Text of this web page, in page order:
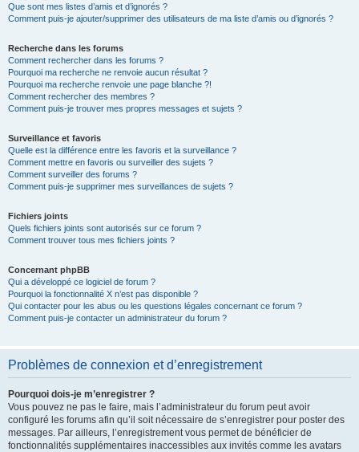
Que sont mes listes d’amis et d’ignorés ?
Comment puis-je ajouter/supprimer des utilisateurs de ma liste d’amis ou d’ignorés ?
Recherche dans les forums
Comment rechercher dans les forums ?
Pourquoi ma recherche ne renvoie aucun résultat ?
Pourquoi ma recherche renvoie une page blanche ?!
Comment rechercher des membres ?
Comment puis-je trouver mes propres messages et sujets ?
Surveillance et favoris
Quelle est la différence entre les favoris et la surveillance ?
Comment mettre en favoris ou surveiller des sujets ?
Comment surveiller des forums ?
Comment puis-je supprimer mes surveillances de sujets ?
Fichiers joints
Quels fichiers joints sont autorisés sur ce forum ?
Comment trouver tous mes fichiers joints ?
Concernant phpBB
Qui a développé ce logiciel de forum ?
Pourquoi la fonctionnalité X n’est pas disponible ?
Qui contacter pour les abus ou les questions légales concernant ce forum ?
Comment puis-je contacter un administrateur du forum ?
Problèmes de connexion et d’enregistrement
Pourquoi dois-je m’enregistrer ?
Vous pouvez ne pas le faire, mais l’administrateur du forum peut avoir
configuré les forums afin qu’il soit nécessaire de s’enregistrer pour poster des
messages. Par ailleurs, l’enregistrement vous permet de bénéficier de
fonctionnalités supplémentaires inaccessibles aux invités comme les avatars